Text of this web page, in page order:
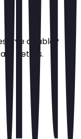
a table?
details.